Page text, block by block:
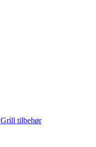
Grill tilbehør